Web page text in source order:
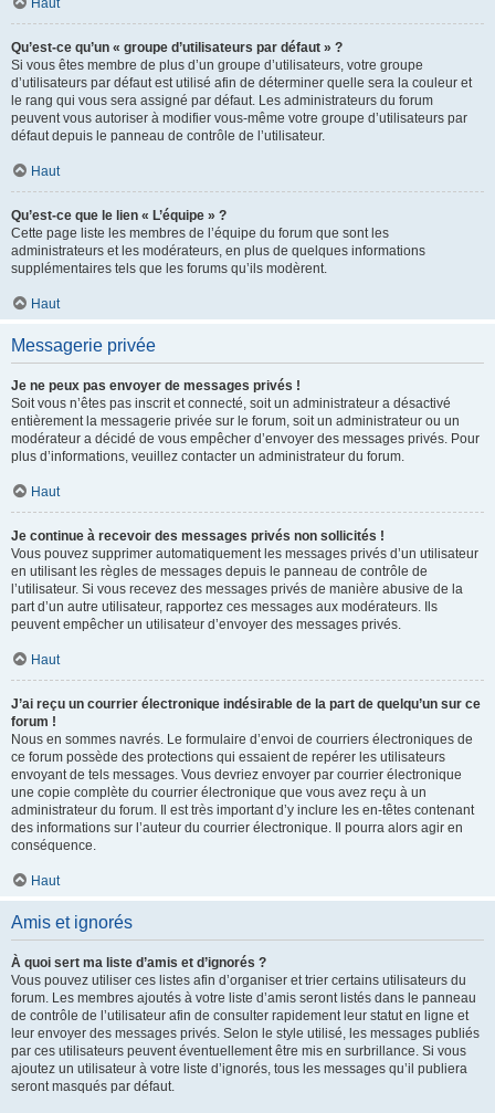
Haut
Qu’est-ce qu’un « groupe d’utilisateurs par défaut » ?
Si vous êtes membre de plus d’un groupe d’utilisateurs, votre groupe
d’utilisateurs par défaut est utilisé afin de déterminer quelle sera la couleur et
le rang qui vous sera assigné par défaut. Les administrateurs du forum
peuvent vous autoriser à modifier vous-même votre groupe d’utilisateurs par
défaut depuis le panneau de contrôle de l’utilisateur.
Haut
Qu’est-ce que le lien « L’équipe » ?
Cette page liste les membres de l’équipe du forum que sont les
administrateurs et les modérateurs, en plus de quelques informations
supplémentaires tels que les forums qu’ils modèrent.
Haut
Messagerie privée
Je ne peux pas envoyer de messages privés !
Soit vous n’êtes pas inscrit et connecté, soit un administrateur a désactivé
entièrement la messagerie privée sur le forum, soit un administrateur ou un
modérateur a décidé de vous empêcher d’envoyer des messages privés. Pour
plus d’informations, veuillez contacter un administrateur du forum.
Haut
Je continue à recevoir des messages privés non sollicités !
Vous pouvez supprimer automatiquement les messages privés d’un utilisateur
en utilisant les règles de messages depuis le panneau de contrôle de
l’utilisateur. Si vous recevez des messages privés de manière abusive de la
part d’un autre utilisateur, rapportez ces messages aux modérateurs. Ils
peuvent empêcher un utilisateur d’envoyer des messages privés.
Haut
J’ai reçu un courrier électronique indésirable de la part de quelqu’un sur ce
forum !
Nous en sommes navrés. Le formulaire d’envoi de courriers électroniques de
ce forum possède des protections qui essaient de repérer les utilisateurs
envoyant de tels messages. Vous devriez envoyer par courrier électronique
une copie complète du courrier électronique que vous avez reçu à un
administrateur du forum. Il est très important d’y inclure les en-têtes contenant
des informations sur l’auteur du courrier électronique. Il pourra alors agir en
conséquence.
Haut
Amis et ignorés
À quoi sert ma liste d’amis et d’ignorés ?
Vous pouvez utiliser ces listes afin d’organiser et trier certains utilisateurs du
forum. Les membres ajoutés à votre liste d’amis seront listés dans le panneau
de contrôle de l’utilisateur afin de consulter rapidement leur statut en ligne et
leur envoyer des messages privés. Selon le style utilisé, les messages publiés
par ces utilisateurs peuvent éventuellement être mis en surbrillance. Si vous
ajoutez un utilisateur à votre liste d’ignorés, tous les messages qu’il publiera
seront masqués par défaut.